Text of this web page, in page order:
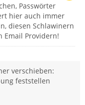
Passwörter
hier auch immer
diesen Schlawinern
Email Providern!
verschieben:
feststellen